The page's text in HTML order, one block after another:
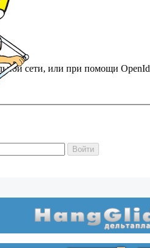
сети, или при помощи OpenId
Войти